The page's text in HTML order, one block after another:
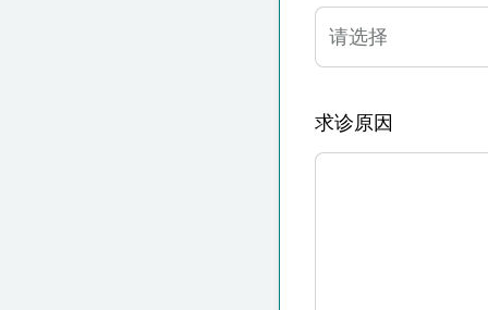
求诊原因